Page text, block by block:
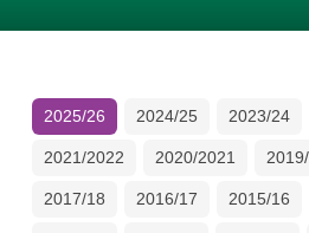
Juhendi Clubmasterile leiad
SIIT.
Soojendus-ja venitusharjutusi vaata
2025/26 2024/25 2023/24
2021/2022 2020/2021
2017/18 2016/17 2015/16